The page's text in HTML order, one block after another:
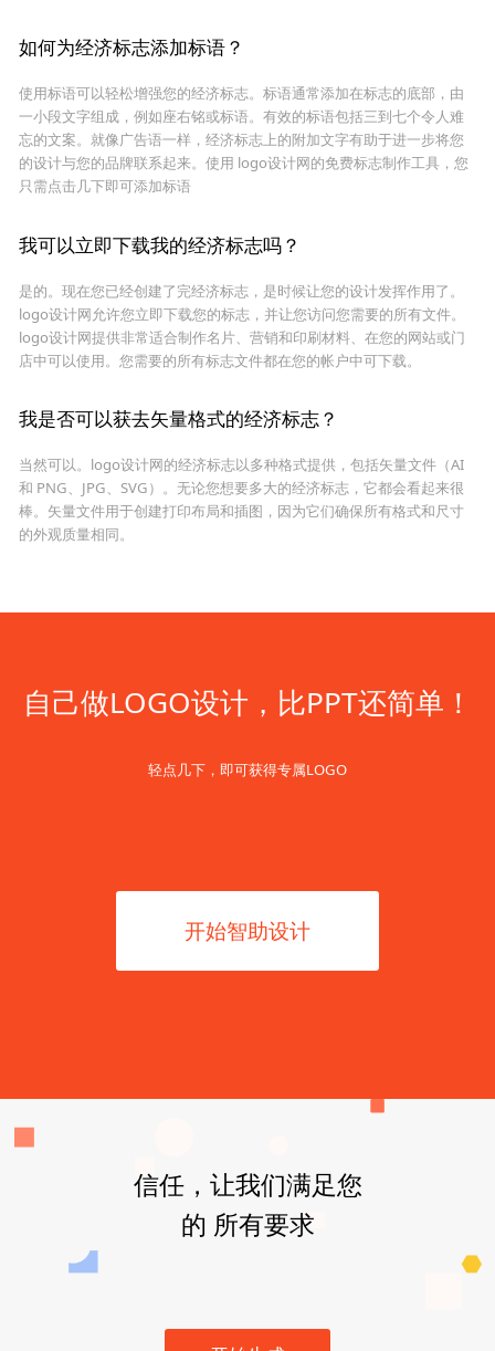
如何为经济标志添加标语？
使用标语可以轻松增强您的经济标志。标语通常添加在标志的底部，由
一小段文字组成，例如座右铭或标语。有效的标语包括三到七个令人难
忘的文案。就像广告语一样，经济标志上的附加文字有助于进一步将您
的设计与您的品牌联系起来。使用 logo设计网的免费标志制作工具，您
只需点击几下即可添加标语
我可以立即下载我的经济标志吗？
是的。现在您已经创建了完经济标志，是时候让您的设计发挥作用了。
logo设计网允许您立即下载您的标志，并让您访问您需要的所有文件。
logo设计网提供非常适合制作名片、营销和印刷材料、在您的网站或门
店中可以使用。您需要的所有标志文件都在您的帐户中可下载。
我是否可以获去矢量格式的经济标志？
当然可以。logo设计网的经济标志以多种格式提供，包括矢量文件（AI
和 PNG、JPG、SVG）。无论您想要多大的经济标志，它都会看起来很
棒。矢量文件用于创建打印布局和插图，因为它们确保所有格式和尺寸
的外观质量相同。
自己做LOGO设计，比PPT还简单！
轻点几下，即可获得专属LOGO
开始智助设计
信任，让我们满足您
的 所有要求